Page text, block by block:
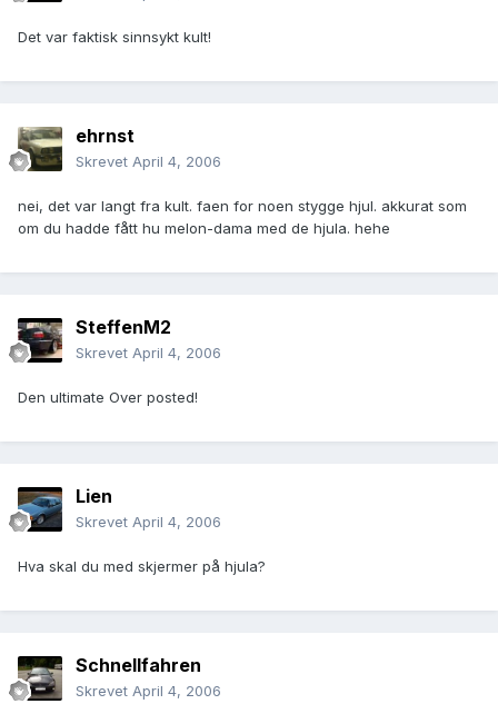
Det var faktisk sinnsykt kult!
ehrnst
Skrevet April 4, 2006
nei, det var langt fra kult. faen for noen stygge hjul. akkurat som
om du hadde fått hu melon-dama med de hjula. hehe
SteffenM2
Skrevet April 4, 2006
Den ultimate Over posted!
Lien
Skrevet April 4, 2006
Hva skal du med skjermer på hjula?
Schnellfahren
Skrevet April 4, 2006